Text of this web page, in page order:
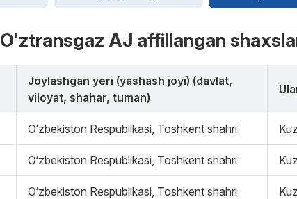
O'ztransgaz AJ affillangan
Joylashgan yeri (yashash joyi) (davlat,
viloyat, shahar, tuman)
O‘zbekiston Respublikasi, Toshkent shahri
O‘zbekiston Respublikasi, Toshkent shahri
O‘zbekiston Respublikasi, Toshkent shahri